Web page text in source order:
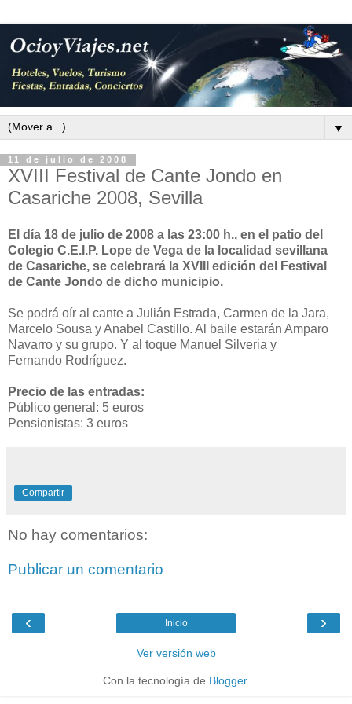
▼
11 de julio de 2008
XVIII Festival de Cante Jondo en
Casariche 2008, Sevilla
El día 18 de julio de 2008 a las 23:00 h., en el patio del
Colegio C.E.I.P. Lope de Vega de la localidad sevillana
de Casariche, se celebrará la XVIII edición del Festival
de Cante Jondo de dicho municipio.
Se podrá oír al cante a Julián Estrada, Carmen de la Jara,
Marcelo Sousa y Anabel Castillo. Al baile estarán Amparo
Navarro y su grupo. Y al toque Manuel Silveria y
Fernando Rodríguez.
Precio de las entradas:
Público general: 5 euros
Pensionistas: 3 euros
Compartir
No hay comentarios:
Publicar un comentario
‹ ›
Inicio
Ver versión web
Con la tecnología de Blogger.